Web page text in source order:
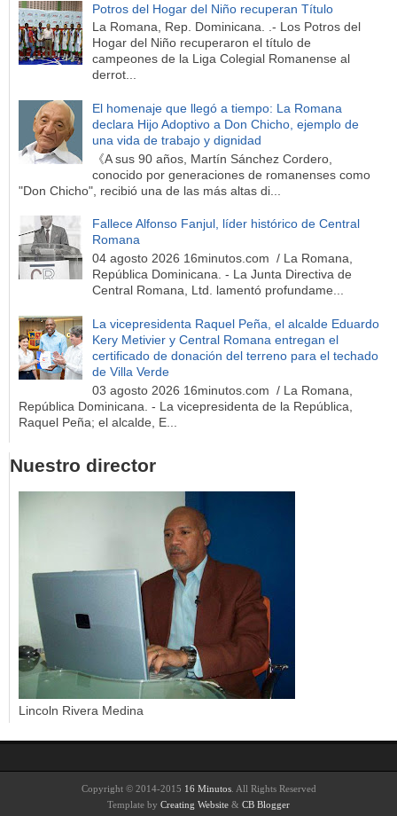
Potros del Hogar del Niño recuperan Título
La Romana, Rep. Dominicana. .- Los Potros del
Hogar del Niño recuperaron el título de
campeones de la Liga Colegial Romanense al
derrot...
El homenaje que llegó a tiempo: La Romana
declara Hijo Adoptivo a Don Chicho, ejemplo de
una vida de trabajo y dignidad
《A sus 90 años, Martín Sánchez Cordero,
conocido por generaciones de romanenses como
"Don Chicho", recibió una de las más altas di...
Fallece Alfonso Fanjul, líder histórico de Central
Romana
04 agosto 2026 16minutos.com / La Romana,
República Dominicana. - La Junta Directiva de
Central Romana, Ltd. lamentó profundame...
La vicepresidenta Raquel Peña, el alcalde Eduardo
Kery Metivier y Central Romana entregan el
certificado de donación del terreno para el techado
de Villa Verde
03 agosto 2026 16minutos.com / La Romana,
República Dominicana. - La vicepresidenta de la República,
Raquel Peña; el alcalde, E...
Nuestro director
Lincoln Rivera Medina
Copyright © 2014-2015 16 Minutos. All Rights Reserved
Template by Creating Website & CB Blogger